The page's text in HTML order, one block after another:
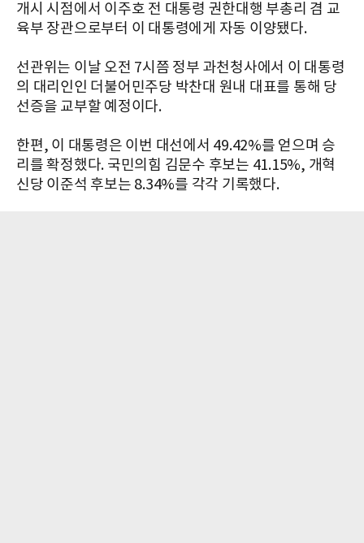
개시 시점에서 이주호 전 대통령 권한대행 부총리 겸 교
육부 장관으로부터 이 대통령에게 자동 이양됐다.
선관위는 이날 오전 7시쯤 정부 과천청사에서 이 대통령
의 대리인인 더불어민주당 박찬대 원내 대표를 통해 당
선증을 교부할 예정이다.
한편, 이 대통령은 이번 대선에서 49.42%를 얻으며 승
리를 확정했다. 국민의힘 김문수 후보는 41.15%, 개혁
신당 이준석 후보는 8.34%를 각각 기록했다.